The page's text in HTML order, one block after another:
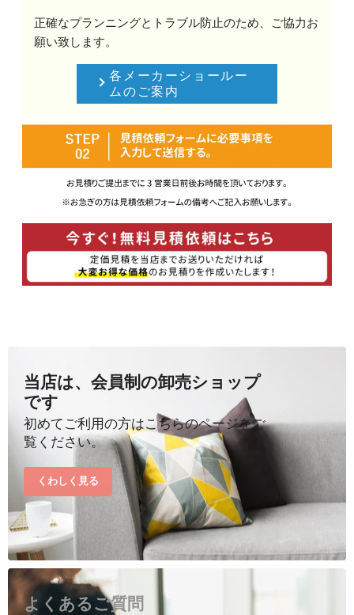
正確なプランニングとトラブル防止のため、ご協力お
願い致します。
各メーカーショールー
ムのご案内
当店は、会員制の卸売ショップ
です
初めてご利用の方はこちらのページをご
覧ください。
くわしく見る
よくあるご質問